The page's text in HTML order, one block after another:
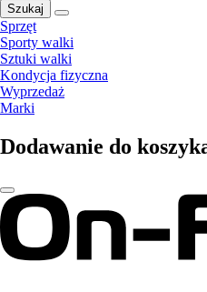
Szukaj
Sprzęt
Sporty walki
Sztuki walki
Kondycja fizyczna
Wyprzedaż
Marki
Dodawanie do